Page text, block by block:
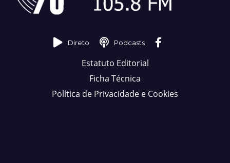
Direto Podcasts
Estatuto Editorial
Ficha Técnica
Política de Privacidade e Cookies